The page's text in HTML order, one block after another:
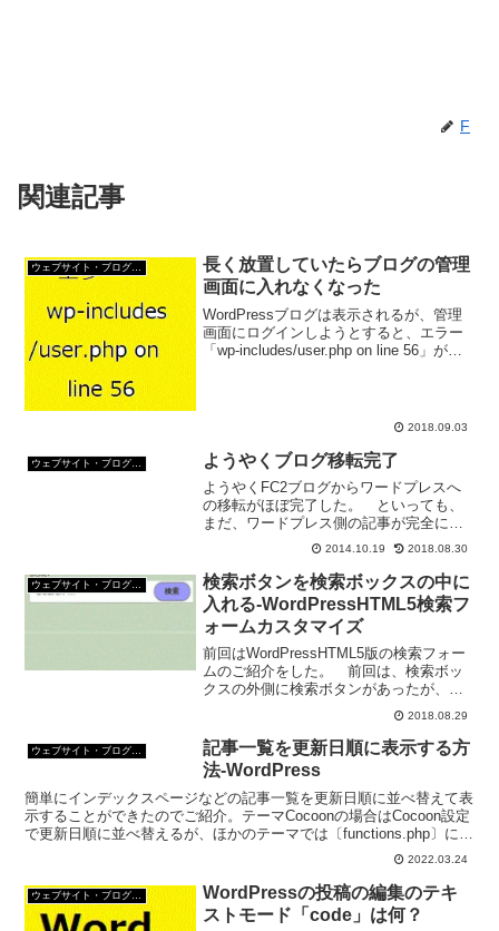
F
関連記事
ウェブサイト・ブログ作成
長く放置していたらブログの管理
画面に入れなくなった
WordPressブログは表示されるが、管理
画面にログインしようとすると、エラー
「wp-includes/user.php on line 56」が出
2018.09.03
ようやくブログ移転完了
ようやくFC2ブログからワードプレスへ
の移転がほぼ完了した。 といっても、
まだ、ワードプレス側の記事が完全には
修正していないんだけど。 タグとかカ
テゴリーとか、ほとんどの記事は未分類
のまま。 記事の修正は、少しずつして
行くつもりだ。 今日は...
2014.10.19 2018.08.30
ウェブサイト・ブログ作成
検索ボタンを検索ボックスの中に
入れる-WordPressHTML5検索フ
ォームカスタマイズ
前回はWordPressHTML5版の検索フォー
ムのご紹介をした。 前回は、検索ボッ
クスの外側に検索ボタンがあったが、今
回は、検索ボックスの内側に検索ボタン
を配置するカスタマイズをご紹介す
る。 このカスタマイズ、基本的にスタ
イルシートの指定...
2018.08.29
ウェブサイト・ブログ作成
記事一覧を更新日順に表示する方
法-WordPress
簡単にインデックスページなどの記事一覧を更新日順に並べ替えて表
示することができたのでご紹介。テーマCocoonの場合はCocoon設定
で更新日順に並べ替えるが、ほかのテーマでは〔functions.php〕にコ
2022.03.24
WordPressの投稿の編集のテキ
ストモード「code」は何？